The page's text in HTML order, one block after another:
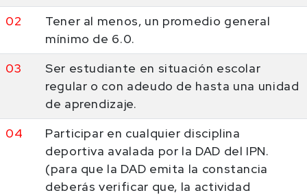
02
Tener al menos, un promedio general
mínimo de 6.0.
03
Ser estudiante en situación escolar
regular o con adeudo de hasta una unidad
de aprendizaje.
04
Participar en cualquier disciplina
deportiva avalada por la DAD del IPN.
(para que la DAD emita la constancia
deberás verificar que, la actividad